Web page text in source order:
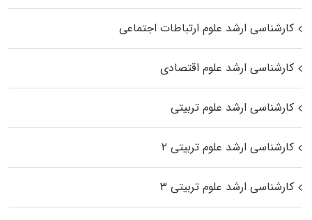
کارشناسی ارشد علوم ارتباطات اجتماعی
کارشناسی ارشد علوم اقتصادی
کارشناسی ارشد علوم تربیتی
کارشناسی ارشد علوم تربیتی ۲
کارشناسی ارشد علوم تربیتی ۳